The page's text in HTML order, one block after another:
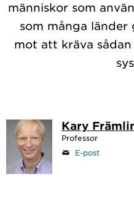
människor som
som många
mot att kräva
Kary
Professor
E-post